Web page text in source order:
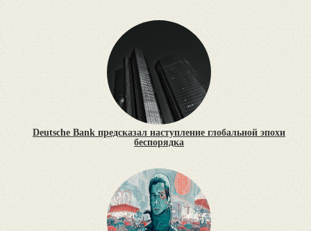
Deutsche Bank предсказал наступление глобальной эпохи
беспорядка